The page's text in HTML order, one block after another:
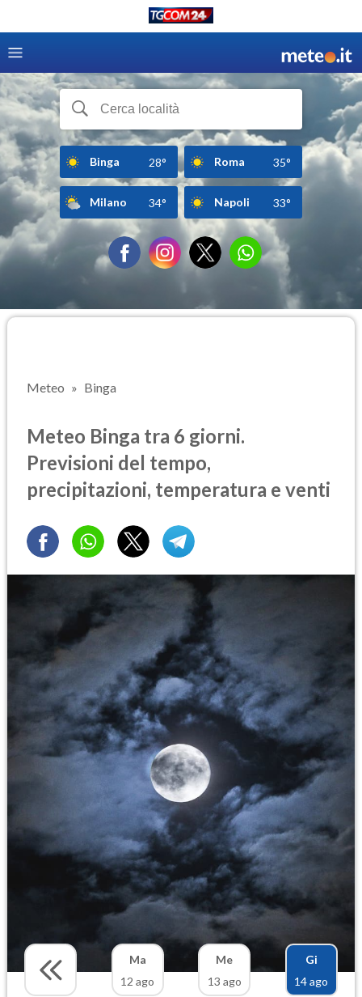
Binga 28° Roma 35°
Milano 34° Napoli 33°
Meteo Binga
Meteo Binga tra 6 giorni.
Previsioni del tempo,
precipitazioni, temperatura e venti
Ma
12 ago
Me
13 ago
Gi
14 ago